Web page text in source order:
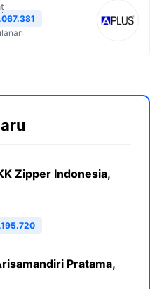
Zipper Indonesia,
Pratama,